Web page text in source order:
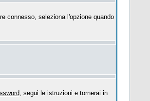
connesso, seleziona l'opzione quando
, segui le istruzioni e tornerai in